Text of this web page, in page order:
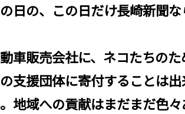
日の、この日だけ長崎新聞
車販売会社に、ネコたちの
支援団体に寄付することは
地域への貢献はまだまだ色